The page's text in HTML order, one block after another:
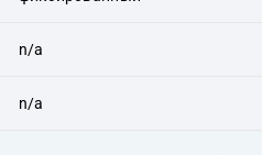
n/a
n/a